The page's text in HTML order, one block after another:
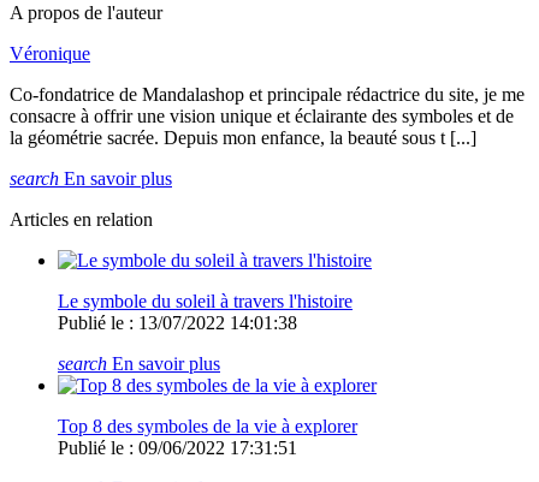
A propos de l'auteur
Véronique
Co-fondatrice de Mandalashop et principale rédactrice du site, je me
consacre à offrir une vision unique et éclairante des symboles et de
la géométrie sacrée. Depuis mon enfance, la beauté sous t [...]
search En savoir plus
Articles en relation
Le symbole du soleil à travers l'histoire
Publié le : 13/07/2022 14:01:38
search En savoir plus
Top 8 des symboles de la vie à explorer
Publié le : 09/06/2022 17:31:51